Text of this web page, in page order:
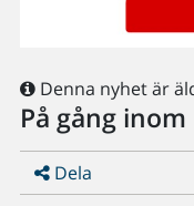
Denna nyhet är
På gång
Dela